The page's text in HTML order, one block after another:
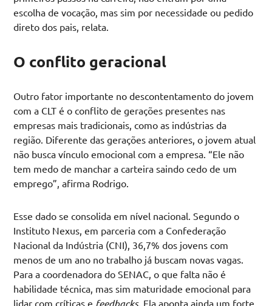
escolha de vocação, mas sim por necessidade ou pedido
direto dos pais, relata.
O conflito geracional
Outro fator importante no descontentamento do jovem
com a CLT é o conflito de gerações presentes nas
empresas mais tradicionais, como as indústrias da
região. Diferente das gerações anteriores, o jovem atual
não busca vínculo emocional com a empresa. “Ele não
tem medo de manchar a carteira saindo cedo de um
emprego”, afirma Rodrigo.
Esse dado se consolida em nível nacional. Segundo o
Instituto Nexus, em parceria com a Confederação
Nacional da Indústria (CNI), 36,7% dos jovens com
menos de um ano no trabalho já buscam novas vagas.
Para a coordenadora do SENAC, o que falta não é
habilidade técnica, mas sim maturidade emocional para
lidar com críticas e feedbacks. Ela aponta ainda um forte